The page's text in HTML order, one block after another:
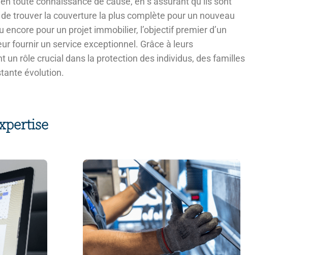
trouver la couverture la plus complète pour un nouveau
pour un projet immobilier, l’objectif premier d’un
fournir un service exceptionnel. Grâce à leurs
un rôle crucial dans la protection des individus, des familles
évolution.